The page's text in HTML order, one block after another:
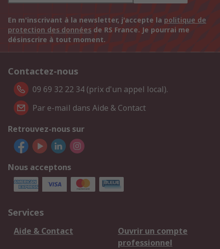
En m'inscrivant à la newsletter, j'accepte la politique de
protection des données de RS France. Je pourrai me
désinscrire à tout moment.
Contactez-nous
09 69 32 22 34 (prix d'un appel local).
Par e-mail dans Aide & Contact
Retrouvez-nous sur
Nous acceptons
Services
Aide & Contact
Ouvrir un compte
professionnel